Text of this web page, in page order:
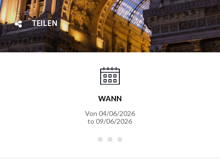
TEILEN
WANN
Von 04/06/2026
to 09/06/2026